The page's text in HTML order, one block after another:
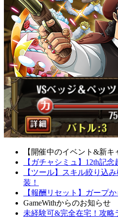
【開催中のイベント&新キ
【ガチャシミュ】12th記
【ツール】スキル絞り込
装！
【報酬リセット】ガープ
GameWithからのお知らせ
未経験可&完全在宅！攻略